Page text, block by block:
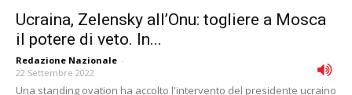
Ucraina, Zelensky all’Onu: togliere a Mosca
il potere di veto. In...
Redazione Nazionale -
22 Settembre 2022
Una standing ovation ha accolto l'intervento del presidente ucraino